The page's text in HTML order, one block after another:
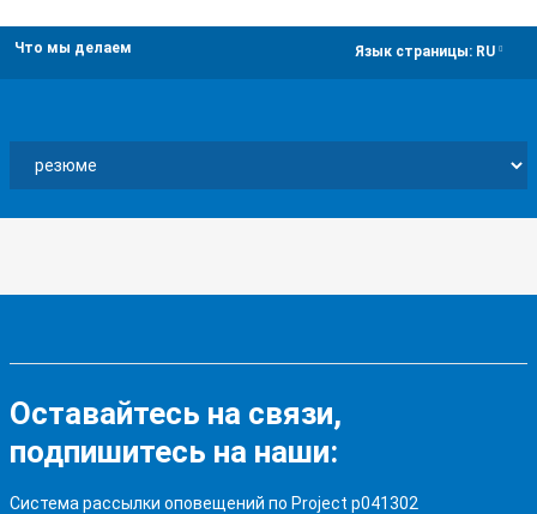
Что мы делаем Язык страницы: RU
Оставайтесь на связи,
подпишитесь на наши:
Система рассылки оповещений по Project p041302